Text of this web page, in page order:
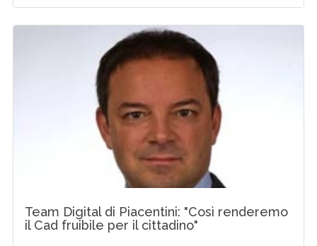
Team Digital di Piacentini: "Così renderemo
il Cad fruibile per il cittadino"